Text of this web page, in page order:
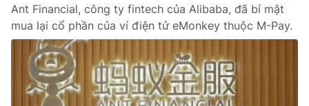
Ant Financial, công ty fintech của Alibaba, đã bí mật
mua lại cổ phần của ví điện tử eMonkey thuộc M-Pay.